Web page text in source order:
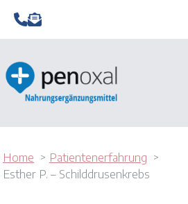
Home
Patientenerfahrung
Esther P. – Schilddrusenkrebs